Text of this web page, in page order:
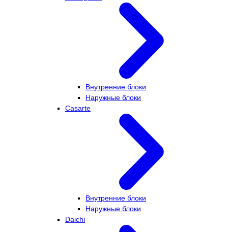
Внутренние блоки
Наружные блоки
Casarte
Внутренние блоки
Наружные блоки
Daichi